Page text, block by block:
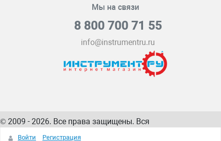
Мы на связи
8 800 700 71 55
info@instrumentru.ru
© 2009 - 2026. Все права защищены. Вся
информация на сайте – собственность
Войти Регистрация